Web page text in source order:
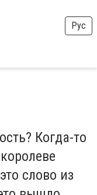
Рус
Когда-то
слово из